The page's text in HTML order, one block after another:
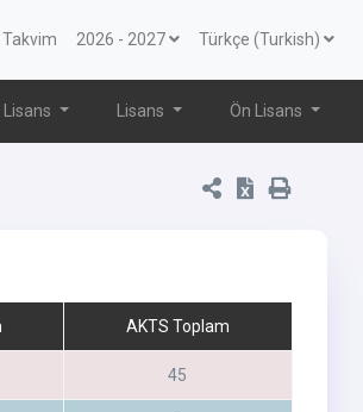
2026 - 2027 Türkçe (Turkish)
Lisans Ön Lisans
AKTS Toplam
45